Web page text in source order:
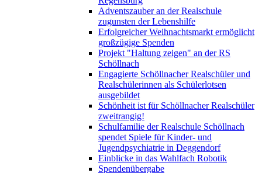
Adventszauber an der Realschule
zugunsten der Lebenshilfe
Erfolgreicher Weihnachtsmarkt ermöglicht
großzügige Spenden
Projekt "Haltung zeigen" an der RS
Schöllnach
Engagierte Schöllnacher Realschüler und
Realschülerinnen als Schülerlotsen
ausgebildet
Schönheit ist für Schöllnacher Realschüler
zweitrangig!
Schulfamilie der Realschule Schöllnach
spendet Spiele für Kinder- und
Jugendpsychiatrie in Deggendorf
Einblicke in das Wahlfach Robotik
Spendenübergabe